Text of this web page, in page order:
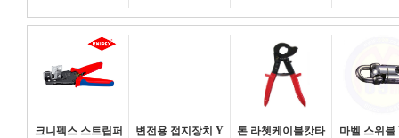
크니펙스 스트립퍼
변전용 접지장치 Y
톤 라쳇케이블캇타
마벨 스위블